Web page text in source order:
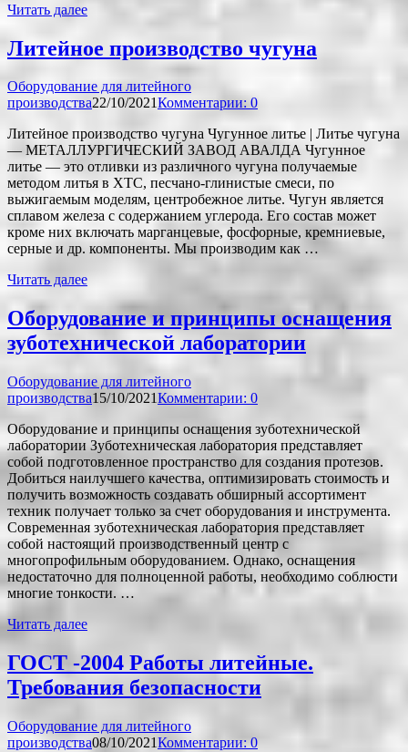
Читать далее
Литейное производство чугуна
Оборудование для литейного
производства22/10/2021Комментарии: 0
Литейное производство чугуна Чугунное литье | Литье чугуна
— МЕТАЛЛУРГИЧЕСКИЙ ЗАВОД АВАЛДА Чугунное
литье — это отливки из различного чугуна получаемые
методом литья в ХТС, песчано-глинистые смеси, по
выжигаемым моделям, центробежное литье. Чугун является
сплавом железа с содержанием углерода. Его состав может
кроме них включать марганцевые, фосфорные, кремниевые,
серные и др. компоненты. Мы производим как …
Читать далее
Оборудование и принципы оснащения
зуботехнической лаборатории
Оборудование для литейного
производства15/10/2021Комментарии: 0
Оборудование и принципы оснащения зуботехнической
лаборатории Зуботехническая лаборатория представляет
собой подготовленное пространство для создания протезов.
Добиться наилучшего качества, оптимизировать стоимость и
получить возможность создавать обширный ассортимент
техник получает только за счет оборудования и инструмента.
Современная зуботехническая лаборатория представляет
собой настоящий производственный центр с
многопрофильным оборудованием. Однако, оснащения
недостаточно для полноценной работы, необходимо соблюсти
многие тонкости. …
Читать далее
ГОСТ -2004 Работы литейные.
Требования безопасности
Оборудование для литейного
производства08/10/2021Комментарии: 0